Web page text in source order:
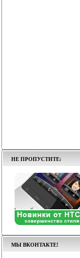
НЕ ПРОПУСТИТЕ:
МЫ ВКОНТАКТЕ!